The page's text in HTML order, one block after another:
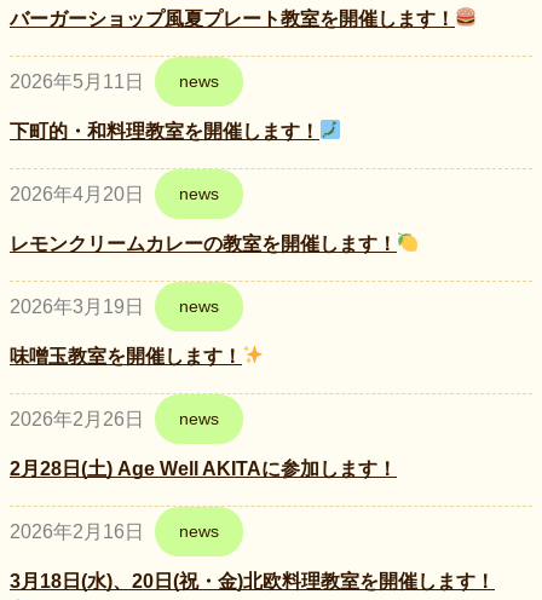
バーガーショップ風夏プレート教室を開催します！
2026年5月11日 news
下町的・和料理教室を開催します！
2026年4月20日 news
レモンクリームカレーの教室を開催します！
2026年3月19日 news
味噌玉教室を開催します！
2026年2月26日 news
2月28日(土) Age Well AKITAに参加します！
2026年2月16日 news
3月18日(水)、20日(祝・金)北欧料理教室を開催します！